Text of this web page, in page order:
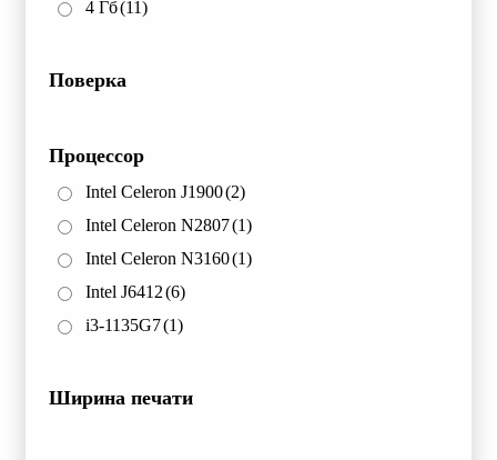
4 Гб(11)
Поверка
Процессор
Intel Celeron J1900(2)
Intel Celeron N2807(1)
Intel Celeron N3160(1)
Intel J6412(6)
i3-1135G7(1)
Ширина печати